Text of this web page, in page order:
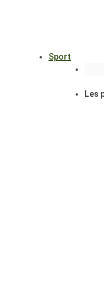
Sport
Les